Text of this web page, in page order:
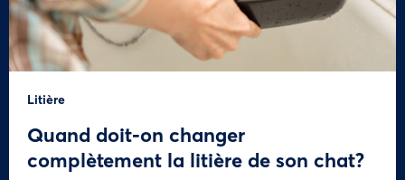
Litière
Quand doit-on changer
complètement la litière de son chat?